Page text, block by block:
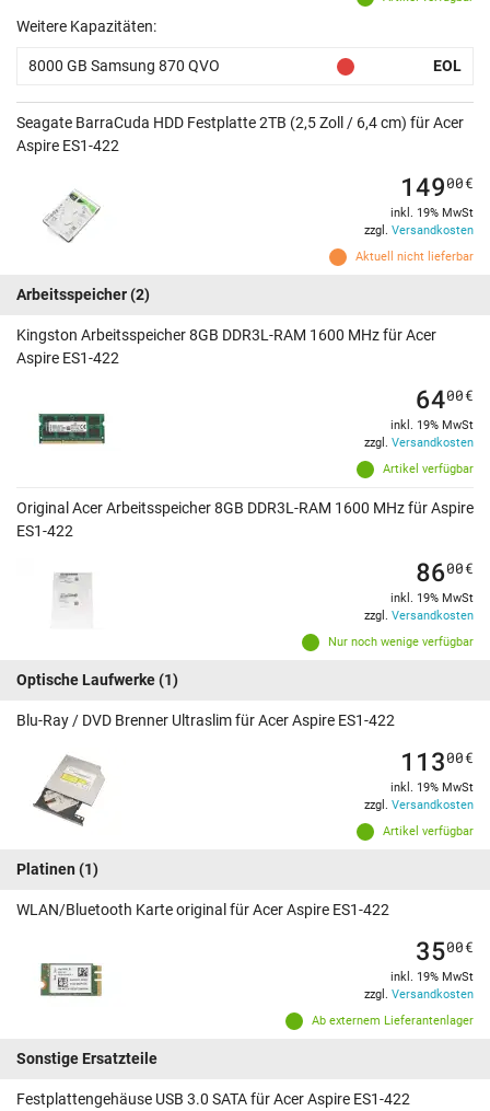
Weitere Kapazitäten:
8000 GB Samsung 870 QVO EOL
Seagate BarraCuda HDD Festplatte 2TB (2,5 Zoll / 6,4 cm) für Acer
Aspire ES1-422
Aktuell nicht lieferbar
14900€
inkl. 19% MwSt
zzgl. Versandkosten
Arbeitsspeicher(2)
Kingston Arbeitsspeicher 8GB DDR3L-RAM 1600 MHz für Acer
Aspire ES1-422
Artikel verfügbar
6400€
inkl. 19% MwSt
zzgl. Versandkosten
Original Acer Arbeitsspeicher 8GB DDR3L-RAM 1600 MHz für Aspire
ES1-422
Nur noch wenige verfügbar
8600€
inkl. 19% MwSt
zzgl. Versandkosten
Optische Laufwerke(1)
Blu-Ray / DVD Brenner Ultraslim für Acer Aspire ES1-422
Artikel verfügbar
11300€
inkl. 19% MwSt
zzgl. Versandkosten
Platinen (1)
WLAN/Bluetooth Karte original für Acer Aspire ES1-422
Ab externem Lieferantenlager
3500€
inkl. 19% MwSt
zzgl. Versandkosten
Sonstige Ersatzteile
Festplattengehäuse USB 3.0 SATA für Acer Aspire ES1-422